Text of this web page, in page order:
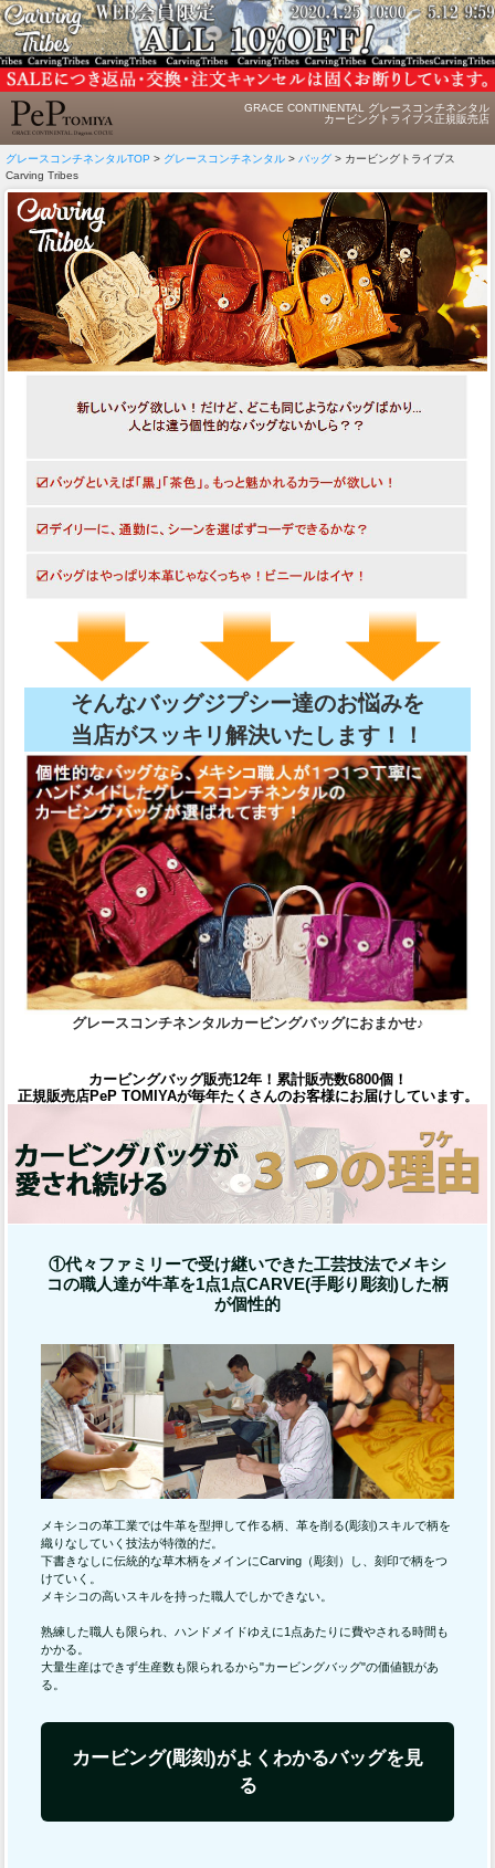
GRACE CONTINENTAL グレースコンチネンタル
カービングトライブス正規販売店
グレースコンチネンタルTOP > グレースコンチネンタル > バッグ > カービングトライブス
Carving Tribes
そんなバッグジプシー達のお悩みを
当店がスッキリ解決いたします！！
グレースコンチネンタルカービングバッグにおまかせ♪
カービングバッグ販売12年！累計販売数6800個！
正規販売店PeP TOMIYAが毎年たくさんのお客様にお届けしています。
①代々ファミリーで受け継いできた工芸技法でメキシ
コの職人達が牛革を1点1点CARVE(手彫り彫刻)した柄
が個性的
メキシコの革工業では牛革を型押して作る柄、革を削る(彫刻)スキルで柄を
織りなしていく技法が特徴的だ。
下書きなしに伝統的な草木柄をメインにCarving（彫刻）し、刻印で柄をつ
けていく。
メキシコの高いスキルを持った職人でしかできない。
熟練した職人も限られ、ハンドメイドゆえに1点あたりに費やされる時間も
かかる。
大量生産はできず生産数も限られるから"カービングバッグ"の価値観があ
る。
カービング(彫刻)がよくわかるバッグを見
る